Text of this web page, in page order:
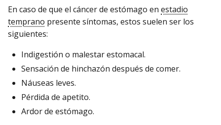
En caso de que el cáncer de estómago en estadio
temprano presente síntomas, estos suelen ser los
siguientes:
Indigestión o malestar estomacal.
Sensación de hinchazón después de comer.
Náuseas leves.
Pérdida de apetito.
Ardor de estómago.